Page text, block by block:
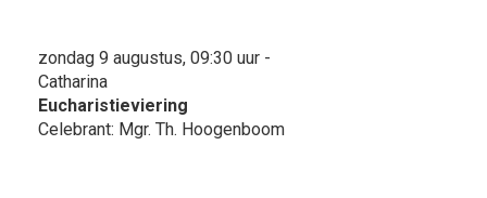
zondag 9 augustus, 09:30 uur -
Catharina
Eucharistieviering
Celebrant: Mgr. Th. Hoogenboom